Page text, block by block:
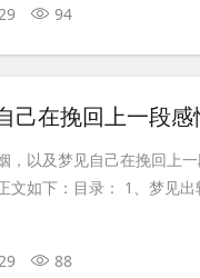
94
己在挽回上一段感
，以及梦见自己在挽回上
文如下：目录： 1、梦见
88